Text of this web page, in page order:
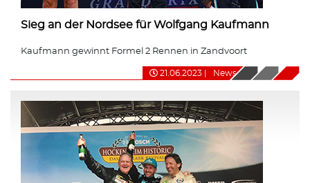
Sieg an der Nordsee für Wolfgang Kaufmann
Kaufmann gewinnt Formel 2 Rennen in Zandvoort
21.06.2023 News